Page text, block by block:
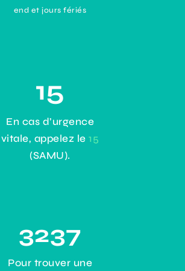
end et jours fériés
15
En cas d’urgence
vitale, appelez le15
(SAMU).
3237
Pour trouver une